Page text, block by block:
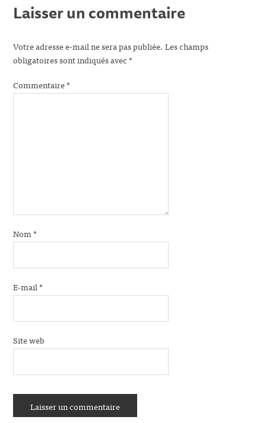
Laisser un commentaire
Votre adresse e-mail ne sera pas publiée. Les champs
obligatoires sont indiqués avec*
Commentaire*
Nom*
E-mail*
Site web